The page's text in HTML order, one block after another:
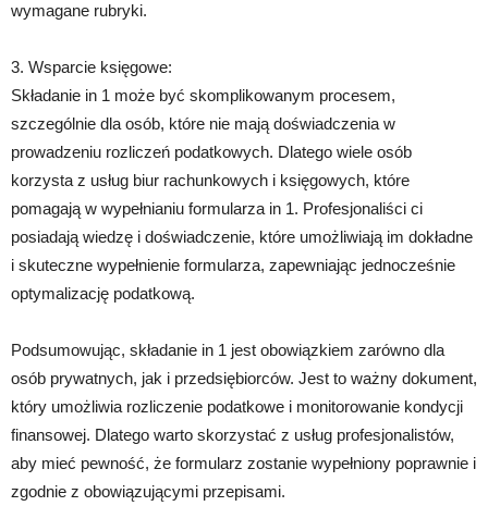
wymagane rubryki.
3. Wsparcie księgowe:
Składanie in 1 może być skomplikowanym procesem,
szczególnie dla osób, które nie mają doświadczenia w
prowadzeniu rozliczeń podatkowych. Dlatego wiele osób
korzysta z usług biur rachunkowych i księgowych, które
pomagają w wypełnianiu formularza in 1. Profesjonaliści ci
posiadają wiedzę i doświadczenie, które umożliwiają im dokładne
i skuteczne wypełnienie formularza, zapewniając jednocześnie
optymalizację podatkową.
Podsumowując, składanie in 1 jest obowiązkiem zarówno dla
osób prywatnych, jak i przedsiębiorców. Jest to ważny dokument,
który umożliwia rozliczenie podatkowe i monitorowanie kondycji
finansowej. Dlatego warto skorzystać z usług profesjonalistów,
aby mieć pewność, że formularz zostanie wypełniony poprawnie i
zgodnie z obowiązującymi przepisami.